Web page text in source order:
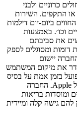
כרוניים ולבני
התקפים. השירות
ביום-יום דילמות
וכו׳. באמצעות
את סביבתם
דומות ומסוגלים לספק
יישום
את מיקום המשתמש
בזמן אמת על בסיס
Apple. החברה
ומוסדות בריאות
להם גישה קלה ומיידית